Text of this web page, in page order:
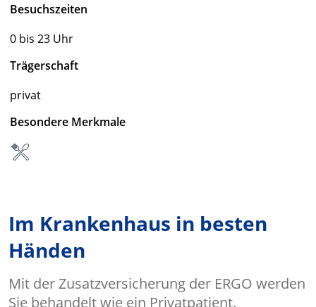
Besuchszeiten
0 bis 23 Uhr
Trägerschaft
privat
Besondere Merkmale
Im Krankenhaus in besten
Händen
Mit der Zusatzversicherung der ERGO werden
Sie behandelt wie ein Privatpatient.